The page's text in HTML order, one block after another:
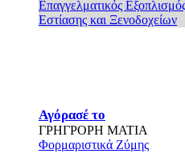
Αγόρασέ το
ΓΡΗΓΡΟΡΗ ΜΑΤΙΑ
Φορμαριστικά Ζύμης